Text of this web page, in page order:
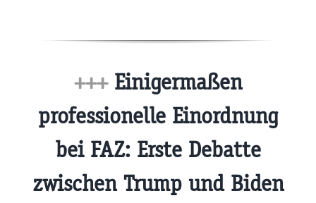
+++Einigermaßen
professionelle Einordnung
bei FAZ: Erste Debatte
zwischen Trump und Biden